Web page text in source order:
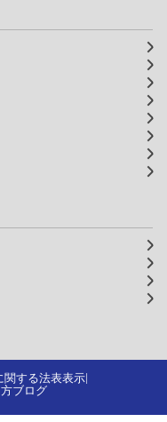
関する法表表示|
ブログ